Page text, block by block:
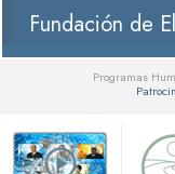
Fundación de
Programas